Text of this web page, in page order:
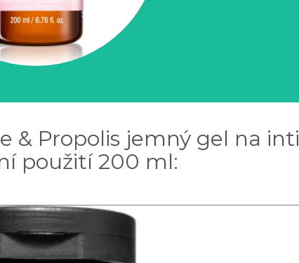
& Propolis jemný gel na
použití 200 ml: